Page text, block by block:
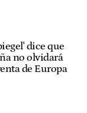
dice que
no olvidará
de Europa